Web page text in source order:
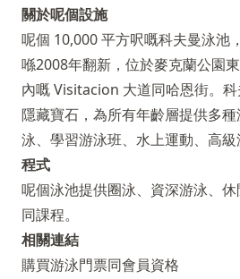
關於呢個設施
呢個 10,000 平方呎嘅科夫曼泳池
喺2008年翻新，位於麥克蘭公園
內嘅 Visitacion 大道同哈恩街。
隱藏寶石，為所有年齡層提供多
泳、學習游泳班、水上運動、高級
程式
呢個泳池提供圈泳、資深游泳、
同課程。
相關連結
購買游泳門票同會員資格